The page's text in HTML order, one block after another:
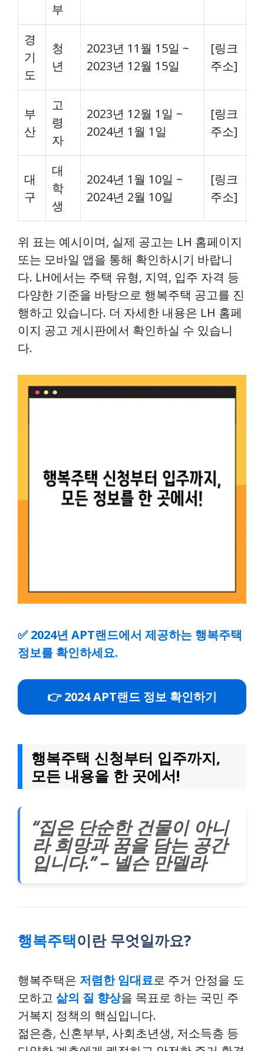
부
경
기
도
청
년
2023년 11월 15일 ~
2023년 12월 15일
[링크
주소]
부
산
고
령
자
2023년 12월 1일 ~
2024년 1월 1일
[링크
주소]
대
구
대
학
생
2024년 1월 10일 ~
2024년 2월 10일
[링크
주소]
위 표는 예시이며, 실제 공고는 LH 홈페이지
또는 모바일 앱을 통해 확인하시기 바랍니
다. LH에서는 주택 유형, 지역, 입주 자격 등
다양한 기준을 바탕으로 행복주택 공고를 진
행하고 있습니다. 더 자세한 내용은 LH 홈페
이지 공고 게시판에서 확인하실 수 있습니
다.
✅ 2024년 APT랜드에서 제공하는 행복주택
정보를 확인하세요.
👉 2024 APT랜드 정보 확인하기
행복주택 신청부터 입주까지,
모든 내용을 한 곳에서!
“집은 단순한 건물이 아니
라 희망과 꿈을 담는 공간
입니다.” – 넬슨 만델라
행복주택이란 무엇일까요?
행복주택은 저렴한 임대료로 주거 안정을 도
모하고 삶의 질 향상을 목표로 하는 국민 주
거복지 정책의 핵심입니다.
젊은층, 신혼부부, 사회초년생, 저소득층 등